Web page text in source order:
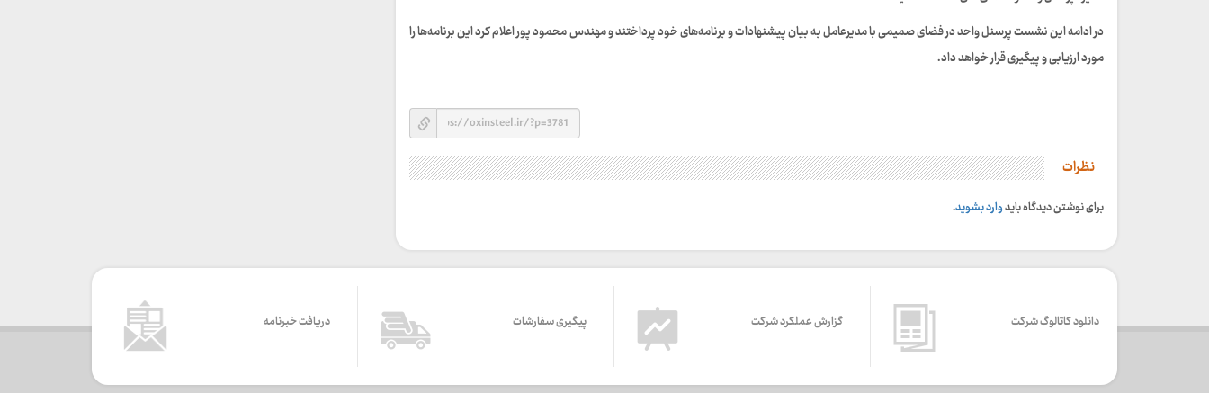
در ادامه این نشست پرسنل واحد در فضای صمیمی با مدیرعامل به بیان پیشنهادات و برنامه‌های خود پرداختند و مهندس محمود پور اعلام کرد این برنامه‌ها را
مورد ارزیابی و پیگیری قرار خواهد داد.
نظرات
برای نوشتن دیدگاه بایدوارد بشوید.
دانلود کاتالوگ شرکت گزارش عملکرد شرکت پیگیری سفارشات دریافت خبرنامه